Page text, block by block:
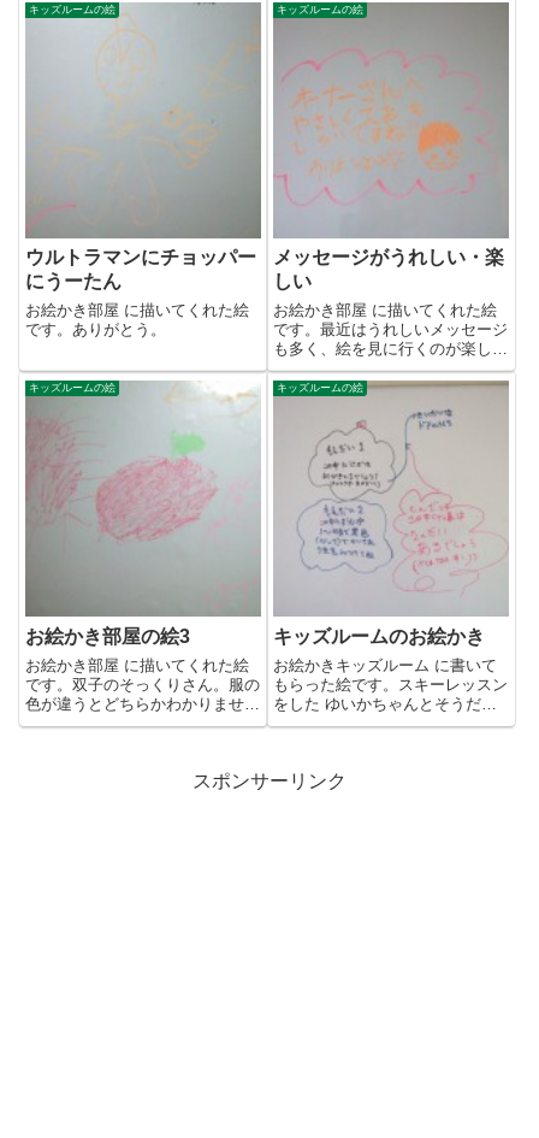
キッズルームの絵
ウルトラマンにチョッパー
にうーたん
お絵かき部屋 に描いてくれた絵
です。ありがとう。
キッズルームの絵
メッセージがうれしい・楽
しい
お絵かき部屋 に描いてくれた絵
です。最近はうれしいメッセージ
も多く、絵を見に行くのが楽しみ
です。ありがとね~
キッズルームの絵
お絵かき部屋の絵3
お絵かき部屋 に描いてくれた絵
です。双子のそっくりさん。服の
色が違うとどちらかわかりません
でした。（T。T）ごめんよ~。...
キッズルームの絵
キッズルームのお絵かき
お絵かきキッズルーム に書いて
もらった絵です。スキーレッスン
をした ゆいかちゃんとそうだい
君が、めいっぱい描いてくれま
スポンサーリンク